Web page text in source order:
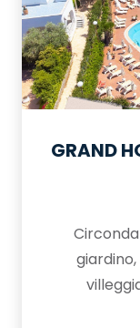
GRAND
albergo